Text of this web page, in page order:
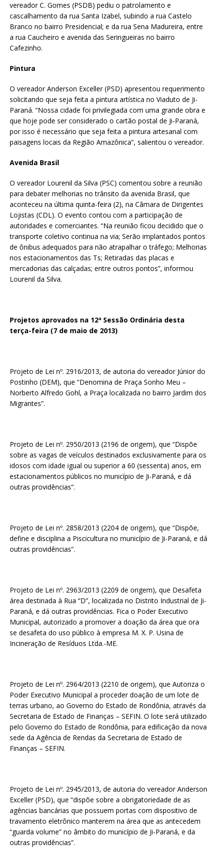
vereador C. Gomes (PSDB) pediu o patrolamento e
cascalhamento da rua Santa Izabel, subindo a rua Castelo
Branco no bairro Presidencial; e da rua Sena Madureira, entre
a rua Caucheiro e avenida das Seringueiras no bairro
Cafezinho.
Pintura
O vereador Anderson Exceller (PSD) apresentou requerimento
solicitando que seja feita a pintura artística no Viaduto de Ji-
Paraná. “Nossa cidade foi privilegiada com uma grande obra e
que hoje pode ser considerado o cartão postal de Ji-Paraná,
por isso é necessário que seja feita a pintura artesanal com
paisagens locais da Região Amazônica”, salientou o vereador.
Avenida Brasil
O vereador Lourenil da Silva (PSC) comentou sobre a reunião
para debater melhorias no trânsito da avenida Brasil, que
aconteceu na última quinta-feira (2), na Câmara de Dirigentes
Lojistas (CDL). O evento contou com a participação de
autoridades e comerciantes. “Na reunião ficou decidido que o
transporte coletivo continua na via; Serão implantados pontos
de ônibus adequados para não atrapalhar o tráfego; Melhorias
nos estacionamentos das Ts; Retiradas das placas e
mercadorias das calçadas; entre outros pontos”, informou
Lourenil da Silva.
Projetos aprovados na 12ª Sessão Ordinária desta
terça-feira (7 de maio de 2013)
Projeto de Lei nº. 2916/2013, de autoria do vereador Júnior do
Postinho (DEM), que “Denomina de Praça Sonho Meu –
Norberto Alfredo Gohl, a Praça localizada no bairro Jardim dos
Migrantes”.
Projeto de Lei nº. 2950/2013 (2196 de origem), que “Dispõe
sobre as vagas de veículos destinados exclusivamente para os
idosos com idade igual ou superior a 60 (sessenta) anos, em
estacionamentos públicos no município de Ji-Paraná, e dá
outras providências”.
Projeto de Lei nº. 2858/2013 (2204 de origem), que “Dispõe,
define e disciplina a Piscicultura no município de Ji-Paraná, e dá
outras providências”.
Projeto de Lei nº. 2963/2013 (2209 de origem), que Desafeta
área destinada à Rua “D”, localizada no Distrito Industrial de Ji-
Paraná, e dá outras providências. Fica o Poder Executivo
Municipal, autorizado a promover a doação da área que ora
se desafeta do uso público à empresa M. X. P. Usina de
Incineração de Resíduos Ltda.-ME.
Projeto de Lei nº. 2964/2013 (2210 de origem), que Autoriza o
Poder Executivo Municipal a proceder doação de um lote de
terras urbano, ao Governo do Estado de Rondônia, através da
Secretaria de Estado de Finanças – SEFIN. O lote será utilizado
pelo Governo do Estado de Rondônia, para edificação da nova
sede da Agência de Rendas da Secretaria de Estado de
Finanças – SEFIN.
Projeto de Lei nº. 2945/2013, de autoria do vereador Anderson
Exceller (PSD), que “dispõe sobre a obrigatoriedade de as
agências bancárias que possuem portas com dispositivo de
travamento eletrônico manterem na área que as antecedem
“guarda volume” no âmbito do município de Ji-Paraná, e da
outras providências”.